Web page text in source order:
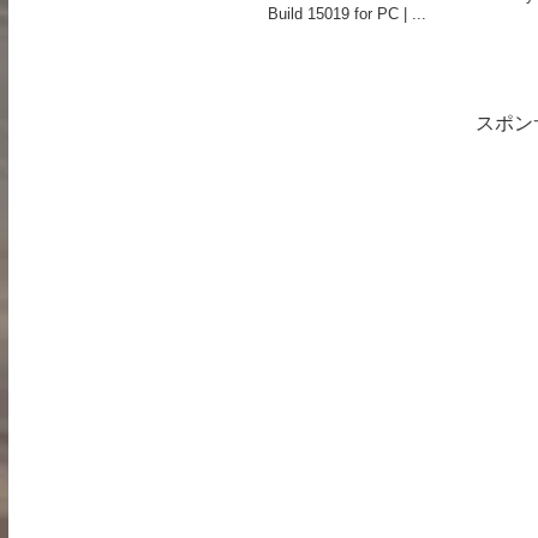
Build 15019 for PC | ...
スポン